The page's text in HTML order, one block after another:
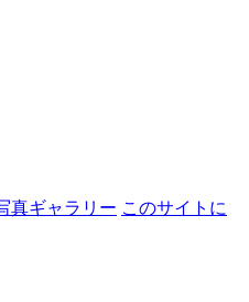
真ギャラリー このサイトに